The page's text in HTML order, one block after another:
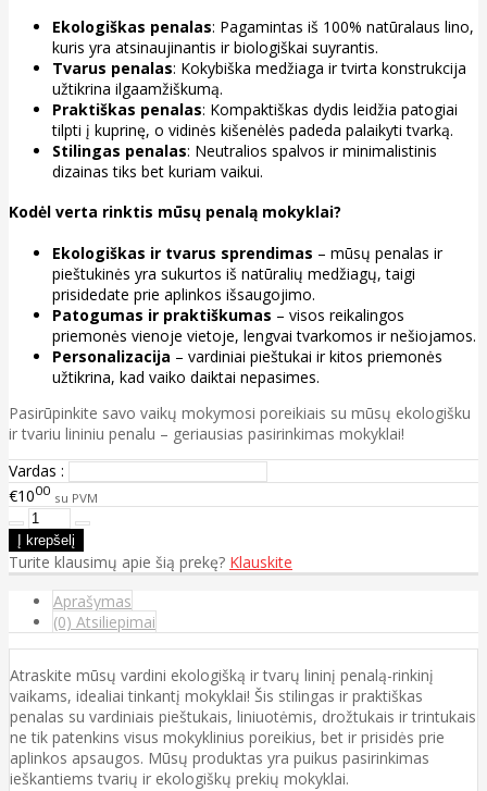
Ekologiškas penalas: Pagamintas iš 100% natūralaus lino,
kuris yra atsinaujinantis ir biologiškai suyrantis.
Tvarus penalas: Kokybiška medžiaga ir tvirta konstrukcija
užtikrina ilgaamžiškumą.
Praktiškas penalas: Kompaktiškas dydis leidžia patogiai
tilpti į kuprinę, o vidinės kišenėlės padeda palaikyti tvarką.
Stilingas penalas: Neutralios spalvos ir minimalistinis
dizainas tiks bet kuriam vaikui.
Kodėl verta rinktis mūsų penalą mokyklai?
Ekologiškas ir tvarus sprendimas – mūsų penalas ir
pieštukinės yra sukurtos iš natūralių medžiagų, taigi
prisidedate prie aplinkos išsaugojimo.
Patogumas ir praktiškumas – visos reikalingos
priemonės vienoje vietoje, lengvai tvarkomos ir nešiojamos.
Personalizacija – vardiniai pieštukai ir kitos priemonės
užtikrina, kad vaiko daiktai nepasimes.
Pasirūpinkite savo vaikų mokymosi poreikiais su mūsų ekologišku
ir tvariu lininiu penalu – geriausias pasirinkimas mokyklai!
Vardas :
€1000 su PVM
Turite klausimų apie šią prekę? Klauskite
Aprašymas
(0) Atsiliepimai
Atraskite mūsų vardini ekologišką ir tvarų lininį penalą-rinkinį
vaikams, idealiai tinkantį mokyklai! Šis stilingas ir praktiškas
penalas su vardiniais pieštukais, liniuotėmis, drožtukais ir trintukais
ne tik patenkins visus mokyklinius poreikius, bet ir prisidės prie
aplinkos apsaugos. Mūsų produktas yra puikus pasirinkimas
ieškantiems tvarių ir ekologiškų prekių mokyklai.